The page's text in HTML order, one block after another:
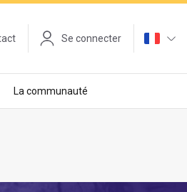
Se connecter
La communauté